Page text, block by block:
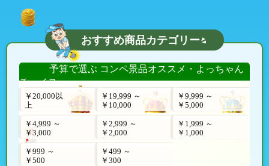
おすすめ商品カテゴリー
予算で選ぶ コンペ景品オススメ・よっちゃん
チョイス
￥20,000以
上
￥19,999 ～
￥10,000
￥9,999 ～
￥5,000
￥4,999 ～
￥3,000
￥2,999 ～
￥2,000
￥1,999 ～
￥1,000
￥999 ～
￥500
￥499 ～
￥300